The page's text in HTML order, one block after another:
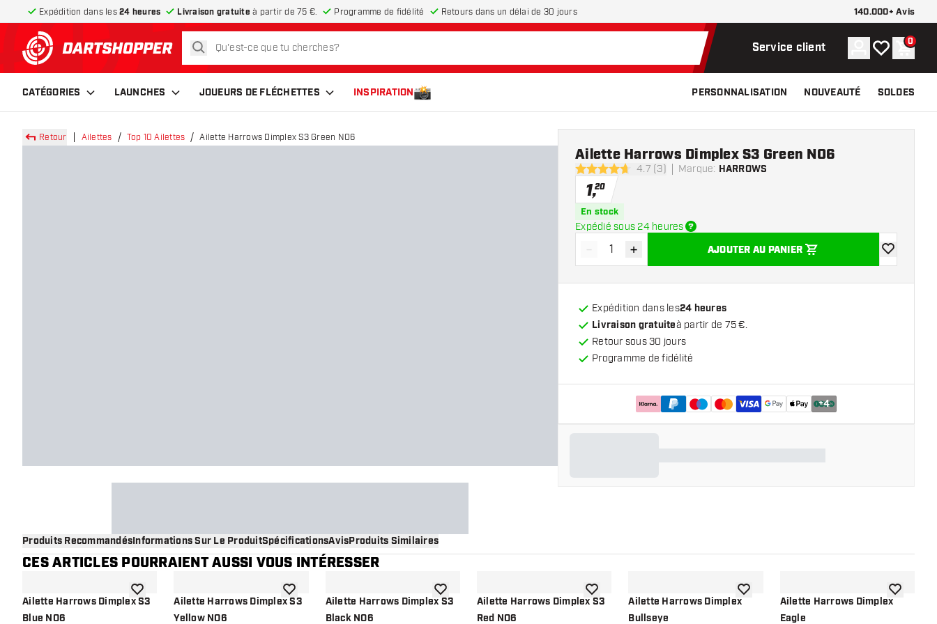
Expédition dans les 24 heures Livraison gratuite à partir de 75 €. Programme de fidélité Retours dans un délai de 30 jours 140.000+ Avis
retour à la page d’accueil
rechercher Service client Compte
Ma liste de
Panier
0
CATÉGORIES LAUNCHES JOUEURS DE FLÉCHETTES INSPIRATION PERSONNALISATION NOUVEAUTÉ SOLDES
Retour Ailettes Top 10 Ailettes Ailette Harrows Dimplex S3 Green NO6
4.7 étoiles de notation
4.7 (3) Marque: HARROWS
Ailette Harrows Dimplex S3 Green NO6
1,20
En stock
Expédié sous 24 heures
Diminuer la quantité
- Augmenter la quantité
+ AJOUTER AU PANIER
ajouter à la
Expédition dans les24 heures
Livraison gratuiteà partir de 75 €.
Retour sous 30 jours
Programme de fidélité
+4
Produits RecommandésInformations Sur Le ProduitSpécificationsAvisProduits Similaires
CES ARTICLES POURRAIENT AUSSI VOUS INTÉRESSER
Ailette Harrows Dimplex S3
Blue NO6
ajouter à la liste de souhaits
Ailette Harrows Dimplex S3
Yellow NO6
ajouter à la liste de souhaits
Ailette Harrows Dimplex S3
Black NO6
ajouter à la liste de souhaits
Ailette Harrows Dimplex S3
Red NO6
ajouter à la liste de souhaits
Ailette Harrows Dimplex
Bullseye
ajouter à la liste de souhaits
Ailette Harrows Dimplex
Eagle
ajouter à